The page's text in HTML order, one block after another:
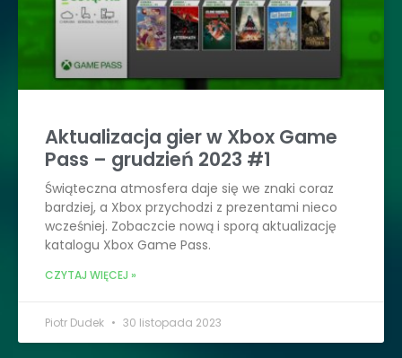
Aktualizacja gier w Xbox Game
Pass – grudzień 2023 #1
Świąteczna atmosfera daje się we znaki coraz
bardziej, a Xbox przychodzi z prezentami nieco
wcześniej. Zobaczcie nową i sporą aktualizację
katalogu Xbox Game Pass.
CZYTAJ WIĘCEJ »
Piotr Dudek 30 listopada 2023